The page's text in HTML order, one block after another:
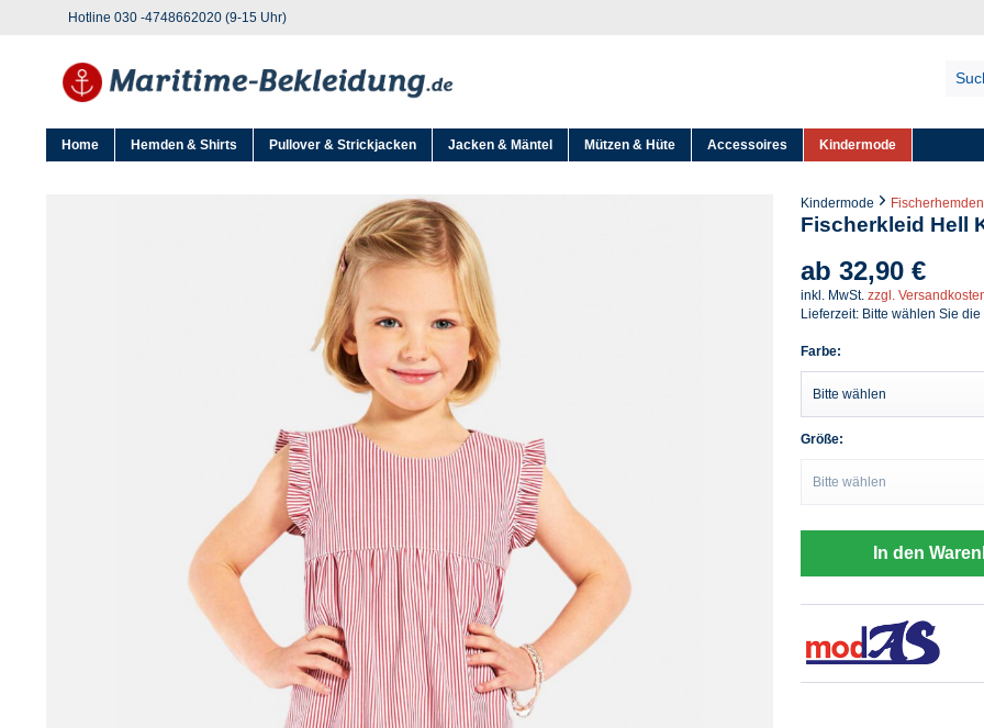
Hotline 030 -4748662020 (9-15 Uhr)
Home Hemden & Shirts Pullover & Strickjacken Jacken & Mäntel Mützen & Hüte Accessoires Kindermode
Kindermode Fischerhemden
Fischerkleid Hell
ab 32,90 €
inkl. MwSt. zzgl.
Lieferzeit: Bitte wählen Sie die
Farbe:
Größe:
In den